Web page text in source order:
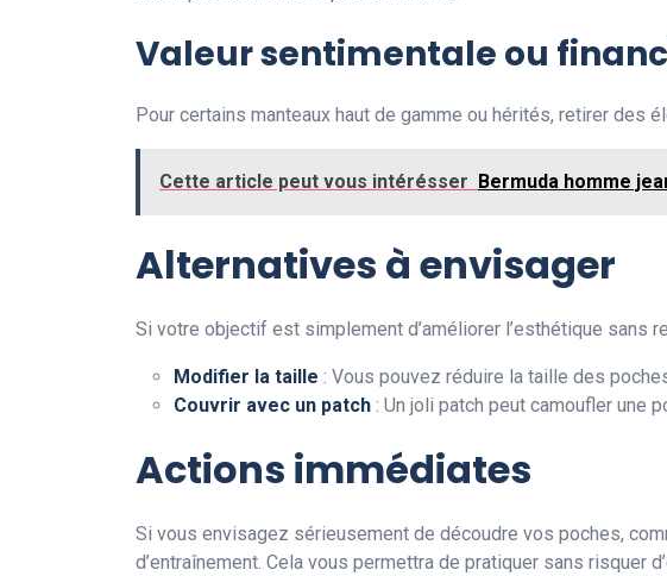
Valeur sentimentale ou
Pour certains manteaux haut de gamme ou hérités, retirer des
Cette article peut vous intérésser Bermuda homme
Alternatives à envisager
Si votre objectif est simplement d’améliorer l’esthétique sans
Modifier la taille : Vous pouvez réduire la taille des
Couvrir avec un patch : Un joli patch peut camoufler une
Actions immédiates
Si vous envisagez sérieusement de découdre vos poches,
d’entraînement. Cela vous permettra de pratiquer sans risquer